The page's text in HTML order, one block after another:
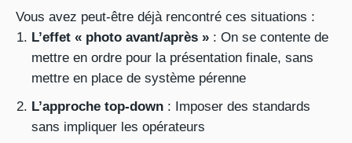
Vous avez peut-être déjà rencontré ces situations :
L’effet « photo avant/après » : On se contente de
mettre en ordre pour la présentation finale, sans
mettre en place de système pérenne
L’approche top-down : Imposer des standards
sans impliquer les opérateurs